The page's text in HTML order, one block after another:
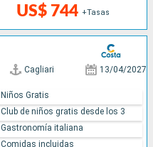
US$ 744 +Tasas
Cagliari 13/04/2027
Niños Gratis
Club de niños gratis desde los 3
Gastronomía italiana
Comidas incluidas